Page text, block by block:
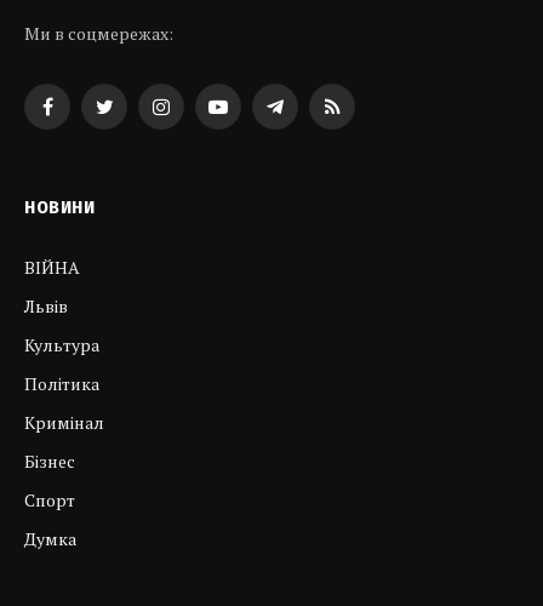
Ми в соцмережах:
FacebookTwitterInstagramYouTubeTelegramRSS
НОВИНИ
ВІЙНА
Львів
Культура
Політика
Кримінал
Бізнес
Спорт
Думка